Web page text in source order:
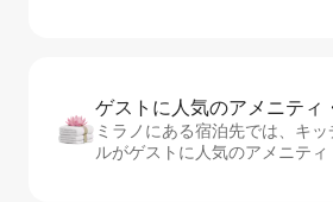
ゲストに人⁠気⁠のア⁠メ⁠ニ⁠テ⁠ィ
ミラノにある宿泊先では、キ
ルがゲストに人気のアメニティ